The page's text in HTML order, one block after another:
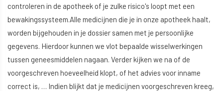
controleren in de apotheek of je zulke risico's loopt met een
bewakingssysteem.Alle medicijnen die je in onze apotheek haalt,
worden bijgehouden in je dossier samen met je persoonlijke
gegevens. Hierdoor kunnen we vlot bepaalde wisselwerkingen
tussen geneesmiddelen nagaan. Verder kijken we na of de
voorgeschreven hoeveelheid klopt, of het advies voor inname
correct is, … Indien blijkt dat je medicijnen voorgeschreven kreeg,